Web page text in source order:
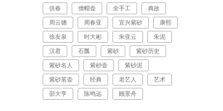
供春
僧帽壶 全手工
典故
周云骢
周春亚 宜兴紫砂
康熙
徐友泉
时大彬 朱亚云
朱泥
汉君
石瓢 紫砂
紫砂历史
紫砂名人
紫砂壶
紫砂泥
紫砂茗壶
经典 老艺人
艺术
邵大亨
陈鸣远 顾景舟